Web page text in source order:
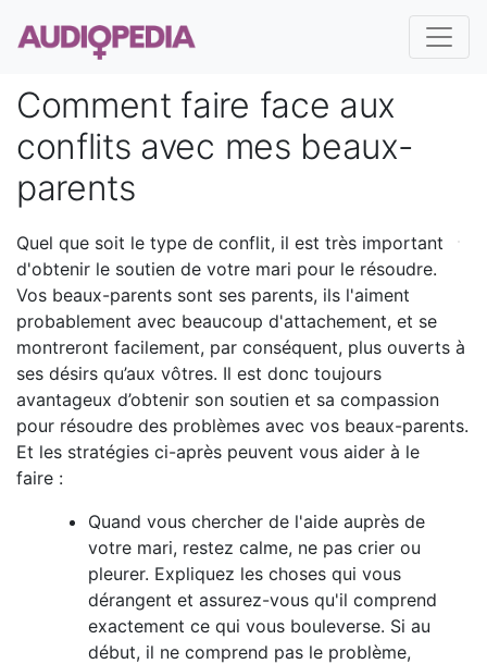
Comment faire face aux
conflits avec mes beaux-
parents
Quel que soit le type de conflit, il est très important
d'obtenir le soutien de votre mari pour le résoudre.
Vos beaux-parents sont ses parents, ils l'aiment
probablement avec beaucoup d'attachement, et se
montreront facilement, par conséquent, plus ouverts à
ses désirs qu’aux vôtres. Il est donc toujours
avantageux d’obtenir son soutien et sa compassion
pour résoudre des problèmes avec vos beaux-parents.
Et les stratégies ci-après peuvent vous aider à le
faire :
Quand vous chercher de l'aide auprès de
votre mari, restez calme, ne pas crier ou
pleurer. Expliquez les choses qui vous
dérangent et assurez-vous qu'il comprend
exactement ce qui vous bouleverse. Si au
début, il ne comprend pas le problème,